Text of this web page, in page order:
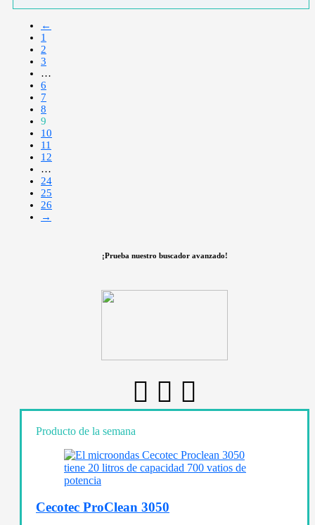
←
1
2
3
…
6
7
8
9
10
11
12
…
24
25
26
→
¡Prueba nuestro buscador avanzado!
Producto de la semana
Cecotec ProClean 3050